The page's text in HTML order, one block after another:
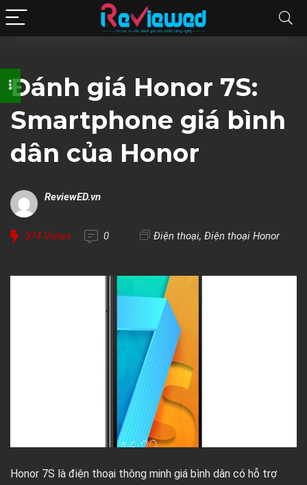
Đánh giá Honor 7S:
Smartphone giá bình
dân của Honor
ReviewED.vn
374 Views 0 Điện thoại, Điện thoại Honor
Honor 7S là điện thoại thông minh giá bình dân có hỗ trợ